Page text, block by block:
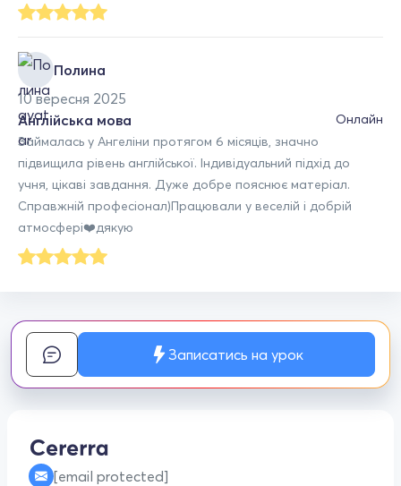
Полина
10 вересня 2025
Онлайн
Англійська мова
Займалась у Ангеліни протягом 6 місяців, значно
підвищила рівень англійської. Індивідуальний підхід до
учня, цікаві завдання. Дуже добре пояснює матеріал.
Справжній професіонал)Працювали у веселій і добрій
атмосфері❤️дякую
Записатись на урок
[email protected]